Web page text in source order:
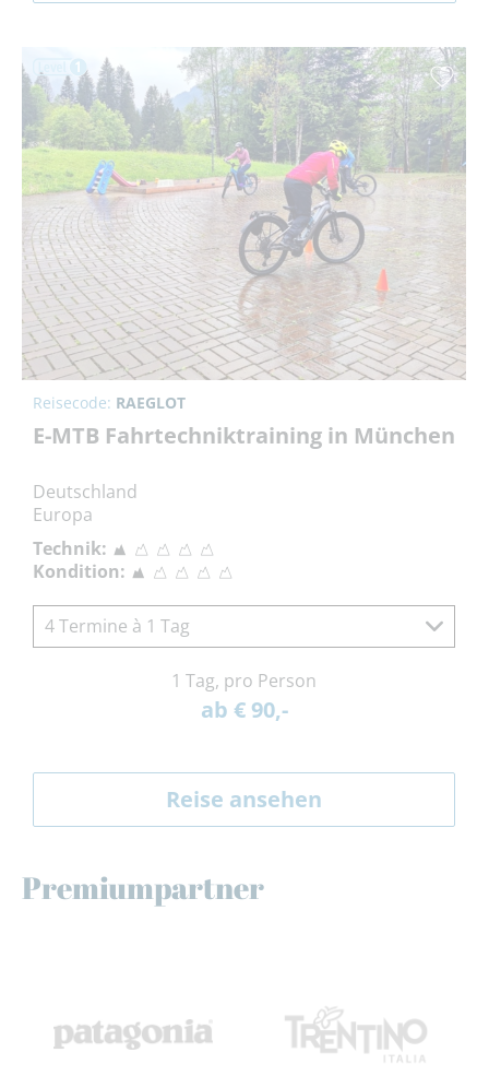
Reisecode: RAEGLOT
E-MTB Fahrtechniktraining in München
Deutschland
Europa
Technik:
Kondition:
4 Termine à 1 Tag
1 Tag, pro Person
ab € 90,-
Reise ansehen
Premiumpartner